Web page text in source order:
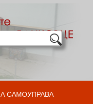
САМОУПРАВА